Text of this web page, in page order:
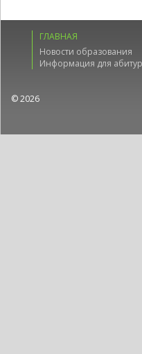
ГЛАВНАЯ
Новости образования
Информация для
© 2026